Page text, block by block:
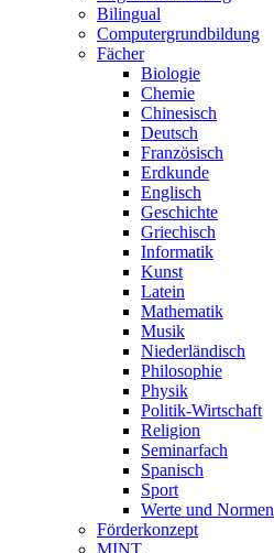
Bilingual
Computergrundbildung
Fächer
Biologie
Chemie
Chinesisch
Deutsch
Französisch
Erdkunde
Englisch
Geschichte
Griechisch
Informatik
Kunst
Latein
Mathematik
Musik
Niederländisch
Philosophie
Physik
Politik-Wirtschaft
Religion
Seminarfach
Spanisch
Sport
Werte und Normen
Förderkonzept
MINT